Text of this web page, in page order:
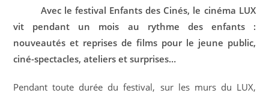
Avec le festival Enfants des Cinés, le cinéma LUX
vit pendant un mois au rythme des enfants :
nouveautés et reprises de films pour le jeune public,
ciné-spectacles, ateliers et surprises…
Pendant toute durée du festival, sur les murs du LUX,